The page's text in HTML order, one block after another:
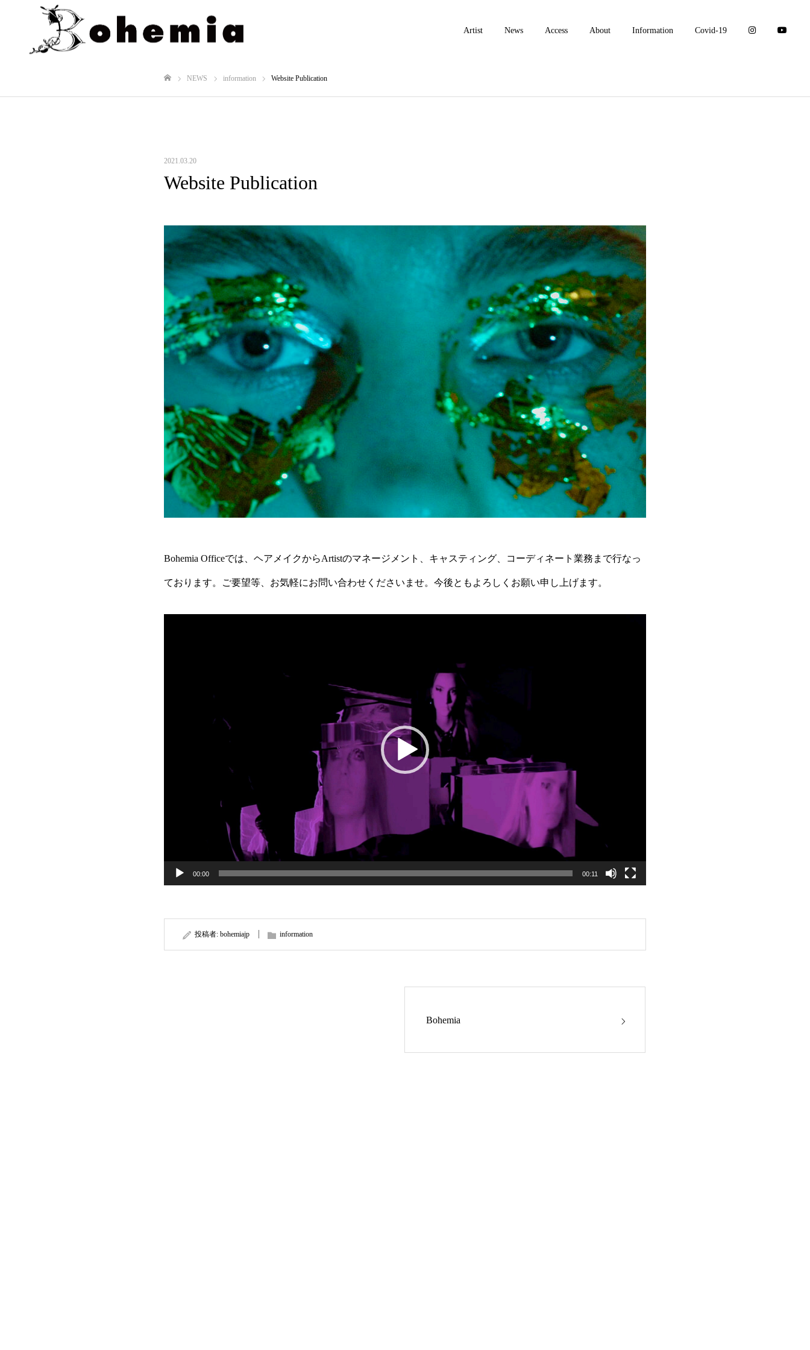
Artist News Access About Information Covid-19
NEWS information Website Publication
2021.03.20
Website Publication
Bohemia Officeでは、ヘアメイクからArtistのマネージメント、キャスティング、コーディネート業務まで行なっ
ております。ご要望等、お気軽にお問い合わせくださいませ。今後ともよろしくお願い申し上げます。
00:00 00:11
投稿者: bohemiajp information
Bohemia